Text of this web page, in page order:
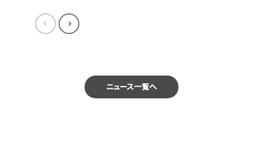
ニュース一覧へ